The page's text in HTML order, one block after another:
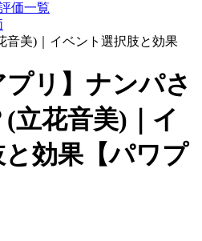
価一覧
音美)｜イベント選択肢と効果
プリ】ナンパさ
立花音美)｜イ
効果【パワプ